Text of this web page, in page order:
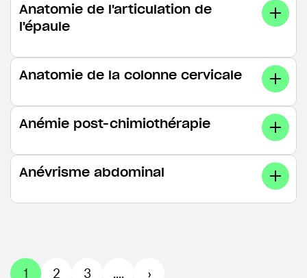
Anatomie de l'articulation de
l'épaule
Anatomie de la colonne cervicale
Anémie post-chimiothérapie
Anévrisme abdominal
1 2 3 .... ›